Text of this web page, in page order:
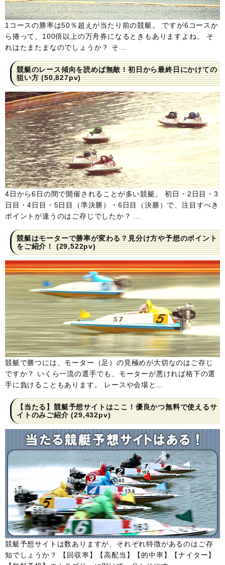
1コースの勝率は50％超えが当たり前の競艇。 ですが6コースか
ら捲って、100倍以上の万舟券になるときもありますよね。 そ
れはたまたまなのでしょうか？ そ...
競艇のレース傾向を読めば無敵！初日から最終日にかけての
狙い方(50,827pv)
4日から6日の間で開催されることが多い競艇。 初日・2日目・3
日目・4日目・5日目（準決勝）・6日目（決勝）で、注目すべき
ポイントが違うのはご存じでしたか？ ...
競艇はモーターで勝率が変わる？見分け方や予想のポイント
をご紹介！(29,522pv)
競艇で勝つには、モーター（足）の見極めが大切なのはご存じ
ですか？ いくら一流の選手でも、モーターが悪ければ格下の選
手に負けることもあります。 レースや会場と...
【当たる】競艇予想サイトはここ！優良かつ無料で使えるサ
イトのみご紹介(29,432pv)
競艇予想サイトは数ありますが、それぞれ特徴があるのはご存
知でしょうか？ 【回収率】【高配当】【的中率】【ナイター】